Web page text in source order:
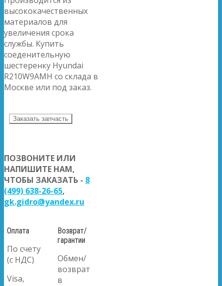
высококачественных
материалов для
увеличения срока
службы. Купить
соеденительную
шестеренку Hyundai
R210W9AMH со склада в
Москве или под заказ.
Заказать запчасть
ПОЗВОНИТЕ ИЛИ
НАПИШИТЕ НАМ,
ЧТОБЫ ЗАКАЗАТЬ - 8
(499) 638-26-65,
gk.gidro@yandex.ru
Оплата
По счету
(с НДС)
Visa,
Возврат/
гарантии
Обмен/
возврат
в